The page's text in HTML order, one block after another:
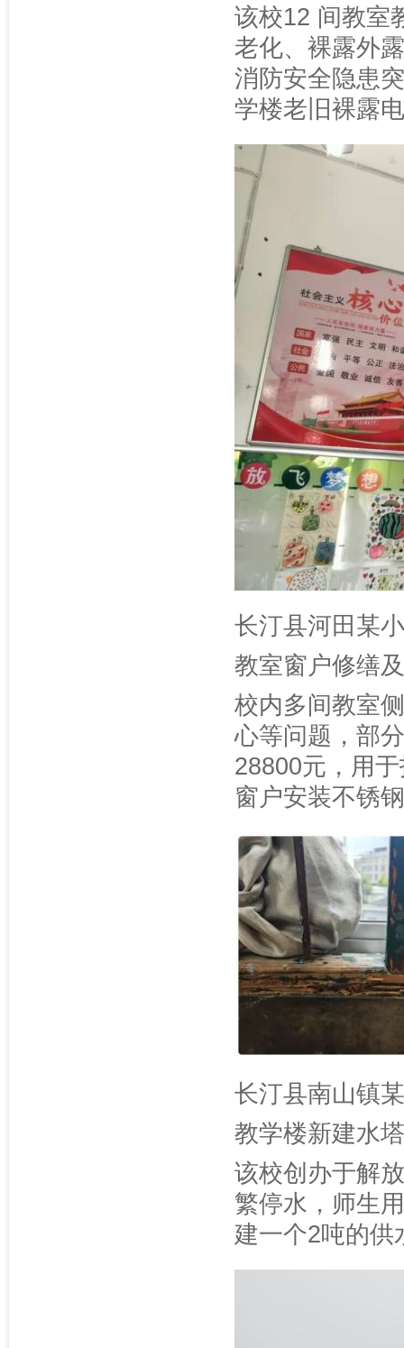
该校12 间教室
老化、裸露外
消防安全隐患
学楼老旧裸露
长汀县河田某
教室窗户修缮
校内多间教室
心等问题，部
28800元，用
窗户安装不锈
长汀县南山镇
教学楼新建水
该校创办于解
繁停水，师生
建一个2吨的供